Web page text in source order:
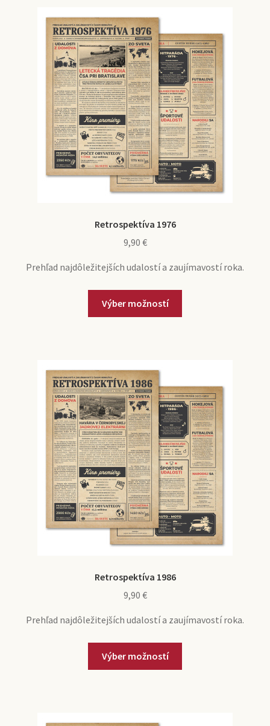
Retrospektíva 1976
9,90 €
Prehľad najdôležitejších udalostí a zaujímavostí roka.
Výber možností
Retrospektíva 1986
9,90 €
Prehľad najdôležitejších udalostí a zaujímavostí roka.
Výber možností